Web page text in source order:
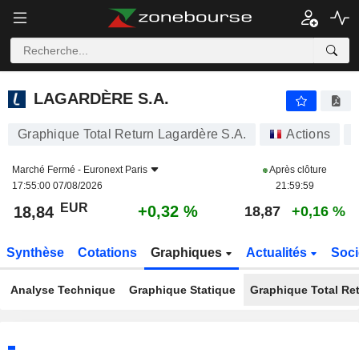
LAGARDÈRE S.A.
LAGARDÈRE S.A.
Graphique Total Return Lagardère S.A. Actions
Marché Fermé - Euronext Paris
17:55:00 07/08/2026
Après clôture
21:59:59
18,84 EUR +0,32 % 18,87 +0,16 %
Synthèse Cotations Graphiques Actualités
Analyse Technique Graphique Statique Graphique Total